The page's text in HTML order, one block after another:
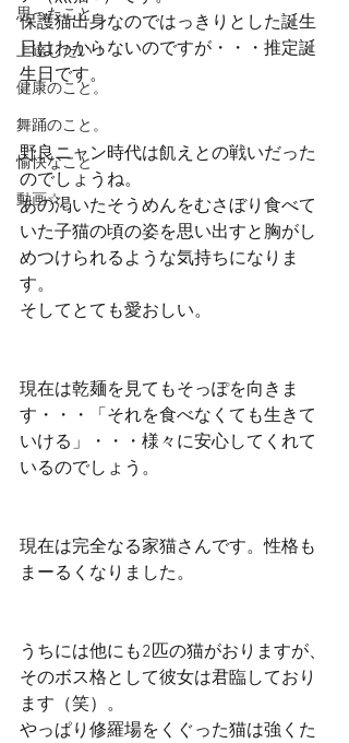
思ったこと
上達したい！
健康のこと。
舞踊のこと。
愉快なこと
動画☆
保護猫出身なのではっきりとした誕生
日はわからないのですが・・・推定誕
生日です。
野良ニャン時代は飢えとの戦いだった
のでしょうね。
あの渇いたそうめんをむさぼり食べて
いた子猫の頃の姿を思い出すと胸がし
めつけられるような気持ちになりま
す。
そしてとても愛おしい。
現在は乾麺を見てもそっぽを向きま
す・・・「それを食べなくても生きて
いける」・・・様々に安心してくれて
いるのでしょう。
現在は完全なる家猫さんです。性格も
まーるくなりました。
うちには他にも2匹の猫がおりますが、
そのボス格として彼女は君臨しており
ます（笑）。
やっぱり修羅場をくぐった猫は強くた